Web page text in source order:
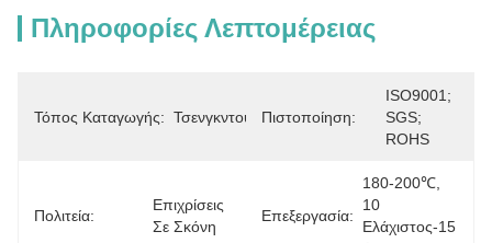
Πληροφορίες Λεπτομέρειας
Τόπος Καταγωγής: Τσενγκντού Πιστοποίηση:
ISO9001;
SGS;
ROHS
Πολιτεία:
Επιχρίσεις
Σε Σκόνη
Επεξεργασία:
180-200℃,
10
Ελάχιστος-15